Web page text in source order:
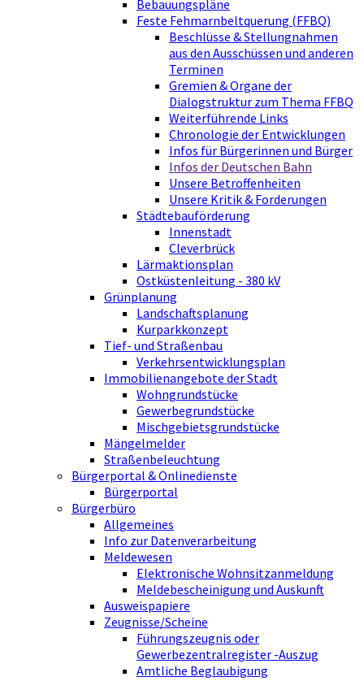
Bebauungspläne
Feste Fehmarnbeltquerung (FFBQ)
Beschlüsse & Stellungnahmen
aus den Ausschüssen und anderen
Terminen
Gremien & Organe der
Dialogstruktur zum Thema FFBQ
Weiterführende Links
Chronologie der Entwicklungen
Infos für Bürgerinnen und Bürger
Infos der Deutschen Bahn
Unsere Betroffenheiten
Unsere Kritik & Forderungen
Städtebauförderung
Innenstadt
Cleverbrück
Lärmaktionsplan
Ostküstenleitung - 380 kV
Grünplanung
Landschaftsplanung
Kurparkkonzept
Tief- und Straßenbau
Verkehrsentwicklungsplan
Immobilienangebote der Stadt
Wohngrundstücke
Gewerbegrundstücke
Mischgebietsgrundstücke
Mängelmelder
Straßenbeleuchtung
Bürgerportal & Onlinedienste
Bürgerportal
Bürgerbüro
Allgemeines
Info zur Datenverarbeitung
Meldewesen
Elektronische Wohnsitzanmeldung
Meldebescheinigung und Auskunft
Ausweispapiere
Zeugnisse/Scheine
Führungszeugnis oder
Gewerbezentralregister -Auszug
Amtliche Beglaubigung